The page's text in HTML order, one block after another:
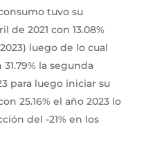
tuvo su
de 2021 con 13.08%
luego de lo cual
la segunda
para luego iniciar su
25.16% el año 2023 lo
del -21% en los